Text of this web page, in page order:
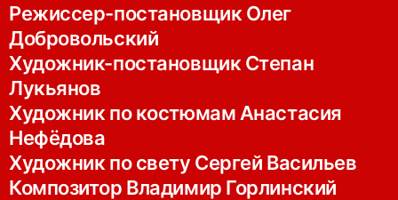
Режиссер-постановщик Олег
Добровольский
Художник-постановщик Степан
Лукьянов
Художник по костюмам Анастасия
Нефёдова
Художник по свету Сергей Васильев
Композитор Владимир Горлинский